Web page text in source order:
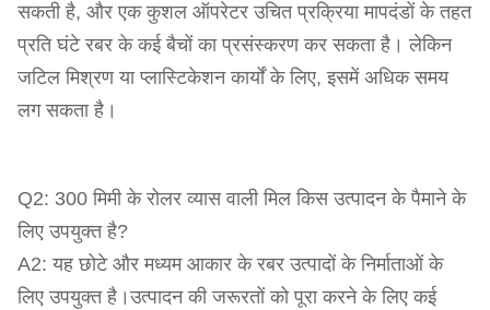
सकती है, और एक कुशल ऑपरेटर उचित प्रक्रिया मापदंडों के तहत
प्रति घंटे रबर के कई बैचों का प्रसंस्करण कर सकता है। लेकिन
जटिल मिश्रण या प्लास्टिकेशन कार्यों के लिए, इसमें अधिक समय
लग सकता है।
Q2: 300 मिमी के रोलर व्यास वाली मिल किस उत्पादन के पैमाने के
लिए उपयुक्त है?
A2: यह छोटे और मध्यम आकार के रबर उत्पादों के निर्माताओं के
लिए उपयुक्त है।उत्पादन की जरूरतों को पूरा करने के लिए कई